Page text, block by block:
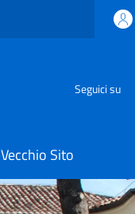
Seguici su
Vecchio Sito